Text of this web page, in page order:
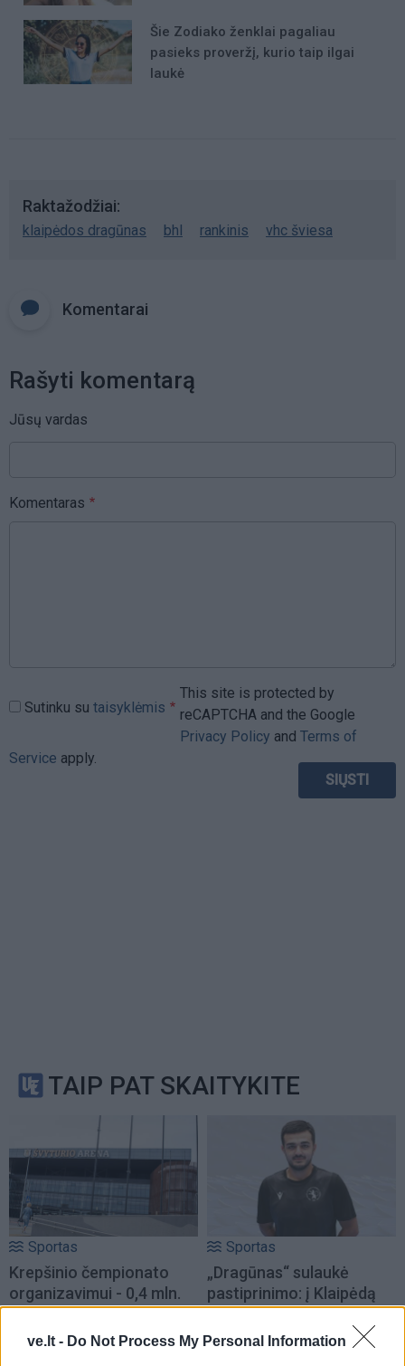
ve.lt - Do Not Process My Personal Information
Šie Zodiako ženklai pagaliau
pasieks proveržį, kurio taip ilgai
laukė
Raktažodžiai
klaipėdos dragūnas bhl rankinis vhc šviesa
Komentarai
Rašyti komentarą
Jūsų vardas
Komentaras
Sutinku su taisyklėmis
This site is protected by
reCAPTCHA and the Google
Privacy Policy and Terms of
Service apply.
TAIP PAT SKAITYKITE
Sportas
Krepšinio čempionato
organizavimui - 0,4 mln.
eurų(1)
Sportas
„Dragūnas“ sulaukė
pastiprinimo: į Klaipėdą
atvyksta Sakartvelo
rinktinės narys